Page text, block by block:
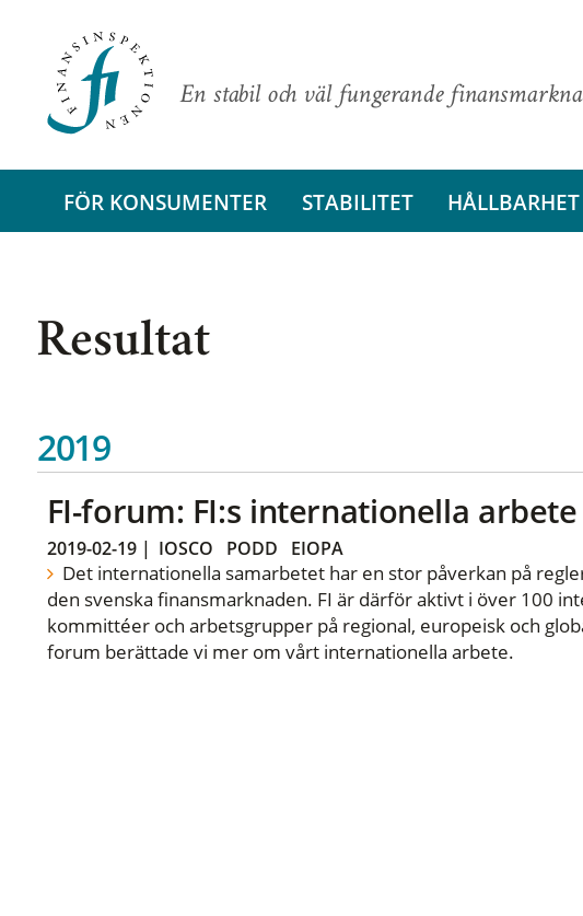
En stabil och väl fungerande
FÖR KONSUMENTER STABILITET HÅLLBARHET
Resultat
2019
FI-forum: FI:s internationella arbete
2019-02-19| IOSCO PODD EIOPA
Det internationella samarbetet har en stor påverkan på
den svenska finansmarknaden. FI är därför aktivt i över 100
kommittéer och arbetsgrupper på regional, europeisk och
forum berättade vi mer om vårt internationella arbete.